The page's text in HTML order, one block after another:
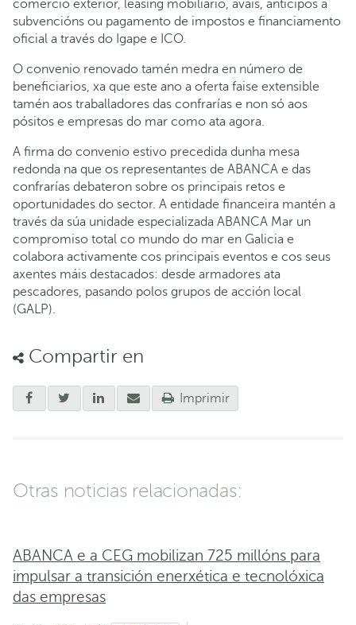
comercio exterior, leasing mobiliario, avais, anticipos a
subvencións ou pagamento de impostos e financiamento
oficial a través do Igape e ICO.
O convenio renovado tamén medra en número de
beneficiarios, xa que este ano a oferta faise extensible
tamén aos traballadores das confrarías e non só aos
pósitos e empresas do mar como ata agora.
A firma do convenio estivo precedida dunha mesa
redonda na que os representantes de ABANCA e das
confrarías debateron sobre os principais retos e
oportunidades do sector. A entidade financeira mantén a
través da súa unidade especializada ABANCA Mar un
compromiso total co mundo do mar en Galicia e
colabora activamente cos principais eventos e cos seus
axentes máis destacados: desde armadores ata
pescadores, pasando polos grupos de acción local
(GALP).
Compartir en
Imprimir
Otras noticias relacionadas:
ABANCA e a CEG mobilizan 725 millóns para
impulsar a transición enerxética e tecnolóxica
das empresas